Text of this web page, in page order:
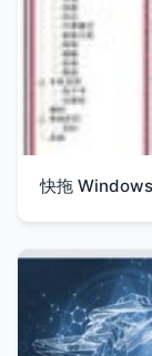
快拖